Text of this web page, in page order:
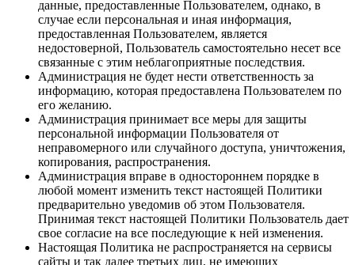
данные, предоставленные Пользователем, однако, в
случае если персональная и иная информация,
предоставленная Пользователем, является
недостоверной, Пользователь самостоятельно несет все
связанные с этим неблагоприятные последствия.
Администрация не будет нести ответственность за
информацию, которая предоставлена Пользователем по
его желанию.
Администрация принимает все меры для защиты
персональной информации Пользователя от
неправомерного или случайного доступа, уничтожения,
копирования, распространения.
Администрация вправе в одностороннем порядке в
любой момент изменить текст настоящей Политики
предварительно уведомив об этом Пользователя.
Принимая текст настоящей Политики Пользователь дает
свое согласие на все последующие к ней изменения.
Настоящая Политика не распространяется на сервисы
сайты и так далее третьих лиц, не имеющих